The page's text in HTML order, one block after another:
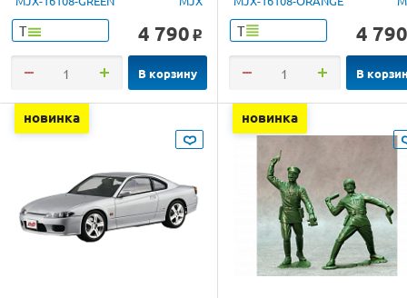
Т 4 790 o
В корзину
Т 4 790
В
новинка новинка